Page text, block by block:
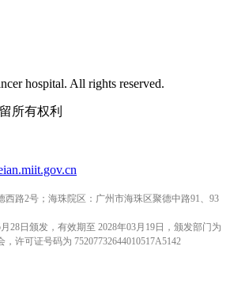
hospital. All rights reserved.
所有权利
西路2号；海珠院区：广州市海珠区聚德中路91、93
28日颁发，有效期至 2028年03月19日，颁发部门为
许可证号码为 75207732644010517A5142